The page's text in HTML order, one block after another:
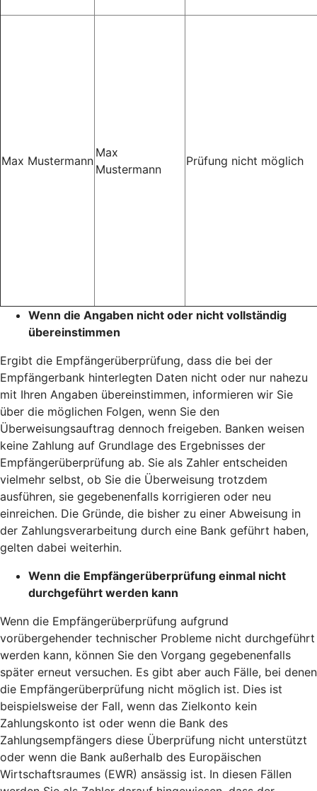
Max Mustermann
Max
Mustermann
Prüfung nicht möglich
Wenn die Angaben nicht oder nicht vollständig
übereinstimmen
Ergibt die Empfängerüberprüfung, dass die bei der
Empfängerbank hinterlegten Daten nicht oder nur nahezu
mit Ihren Angaben übereinstimmen, informieren wir Sie
über die möglichen Folgen, wenn Sie den
Überweisungsauftrag dennoch freigeben. Banken weisen
keine Zahlung auf Grundlage des Ergebnisses der
Empfängerüberprüfung ab. Sie als Zahler entscheiden
vielmehr selbst, ob Sie die Überweisung trotzdem
ausführen, sie gegebenenfalls korrigieren oder neu
einreichen. Die Gründe, die bisher zu einer Abweisung in
der Zahlungsverarbeitung durch eine Bank geführt haben,
gelten dabei weiterhin.
Wenn die Empfängerüberprüfung einmal nicht
durchgeführt werden kann
Wenn die Empfängerüberprüfung aufgrund
vorübergehender technischer Probleme nicht durchgeführt
werden kann, können Sie den Vorgang gegebenenfalls
später erneut versuchen. Es gibt aber auch Fälle, bei denen
die Empfängerüberprüfung nicht möglich ist. Dies ist
beispielsweise der Fall, wenn das Zielkonto kein
Zahlungskonto ist oder wenn die Bank des
Zahlungsempfängers diese Überprüfung nicht unterstützt
oder wenn die Bank außerhalb des Europäischen
Wirtschaftsraumes (EWR) ansässig ist. In diesen Fällen